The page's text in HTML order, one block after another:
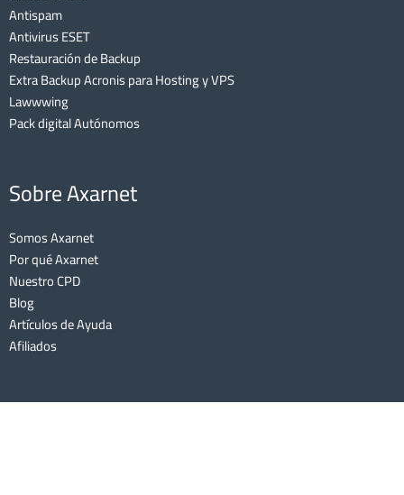
Antispam
Antivirus ESET
Restauración de Backup
Extra Backup Acronis para Hosting y VPS
Lawwwing
Pack digital Autónomos
Sobre Axarnet
Somos Axarnet
Por qué Axarnet
Nuestro CPD
Blog
Artículos de Ayuda
Afiliados